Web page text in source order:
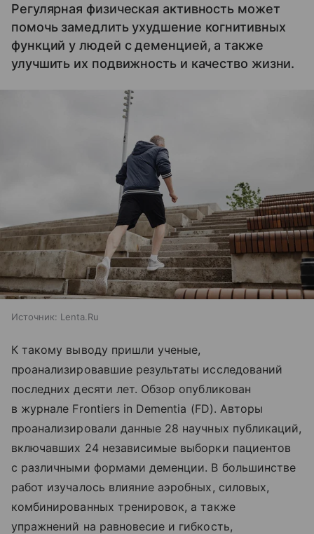
Регулярная физическая активность может
помочь замедлить ухудшение когнитивных
функций у людей с деменцией, а также
улучшить их подвижность и качество жизни.
Источник: Lenta.Ru
К такому выводу пришли ученые,
проанализировавшие результаты исследований
последних десяти лет. Обзор опубликован
в журнале Frontiers in Dementia (FD). Авторы
проанализировали данные 28 научных публикаций,
включавших 24 независимые выборки пациентов
с различными формами деменции. В большинстве
работ изучалось влияние аэробных, силовых,
комбинированных тренировок, а также
упражнений на равновесие и гибкость,